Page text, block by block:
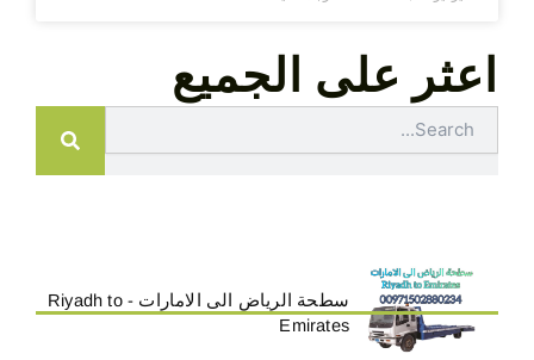
اعثر على الجميع
سطحة الرياض الى الامارات - Riyadh to
Emirates